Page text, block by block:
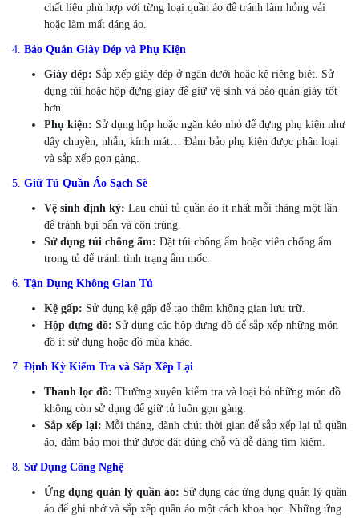
chất liệu phù hợp với từng loại quần áo để tránh làm hỏng vải
hoặc làm mất dáng áo.
4. Bảo Quản Giày Dép và Phụ Kiện
Giày dép: Sắp xếp giày dép ở ngăn dưới hoặc kệ riêng biệt. Sử
dụng túi hoặc hộp đựng giày để giữ vệ sinh và bảo quản giày tốt
hơn.
Phụ kiện: Sử dụng hộp hoặc ngăn kéo nhỏ để đựng phụ kiện như
dây chuyền, nhẫn, kính mát… Đảm bảo phụ kiện được phân loại
và sắp xếp gọn gàng.
5. Giữ Tủ Quần Áo Sạch Sẽ
Vệ sinh định kỳ: Lau chùi tủ quần áo ít nhất mỗi tháng một lần
để tránh bụi bẩn và côn trùng.
Sử dụng túi chống ẩm: Đặt túi chống ẩm hoặc viên chống ẩm
trong tủ để tránh tình trạng ẩm mốc.
6. Tận Dụng Không Gian Tủ
Kệ gấp: Sử dụng kệ gấp để tạo thêm không gian lưu trữ.
Hộp đựng đồ: Sử dụng các hộp đựng đồ để sắp xếp những món
đồ ít sử dụng hoặc đồ mùa khác.
7. Định Kỳ Kiểm Tra và Sắp Xếp Lại
Thanh lọc đồ: Thường xuyên kiểm tra và loại bỏ những món đồ
không còn sử dụng để giữ tủ luôn gọn gàng.
Sắp xếp lại: Mỗi tháng, dành chút thời gian để sắp xếp lại tủ quần
áo, đảm bảo mọi thứ được đặt đúng chỗ và dễ dàng tìm kiếm.
8. Sử Dụng Công Nghệ
Ứng dụng quản lý quần áo: Sử dụng các ứng dụng quản lý quần
áo để ghi nhớ và sắp xếp quần áo một cách khoa học. Những ứng